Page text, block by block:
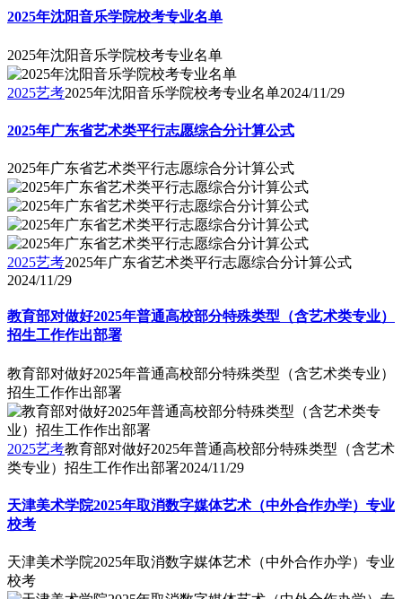
2025年沈阳音乐学院校考专业名单
2025年沈阳音乐学院校考专业名单
2025艺考2025年沈阳音乐学院校考专业名单2024/11/29
2025年广东省艺术类平行志愿综合分计算公式
2025年广东省艺术类平行志愿综合分计算公式
2025艺考2025年广东省艺术类平行志愿综合分计算公式
2024/11/29
教育部对做好2025年普通高校部分特殊类型（含艺术类专业）
招生工作作出部署
教育部对做好2025年普通高校部分特殊类型（含艺术类专业）
招生工作作出部署
2025艺考教育部对做好2025年普通高校部分特殊类型（含艺术
类专业）招生工作作出部署2024/11/29
天津美术学院2025年取消数字媒体艺术（中外合作办学）专业
校考
天津美术学院2025年取消数字媒体艺术（中外合作办学）专业
校考